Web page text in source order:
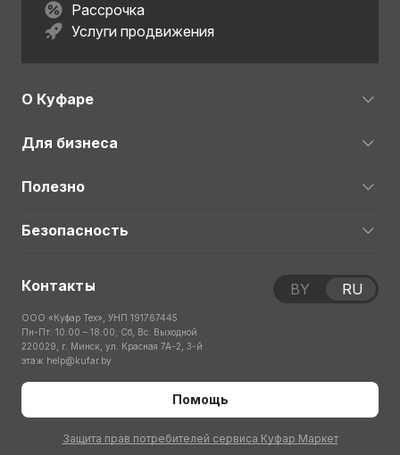
Рассрочка
Услуги продвижения
О Куфаре
Для бизнеса
Полезно
Безопасность
Контакты
ООО «Куфар Тех», УНП 191767445
Пн-Пт: 10:00 – 18:00; Сб, Вс: Выходной
220029, г. Минск, ул. Красная 7А-2, 3-й
этаж help@kufar.by
Помощь
Защита прав потребителей сервиса Куфар Маркет
BY RU